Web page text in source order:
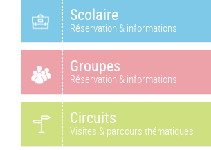
Scolaire
Réservation & informations
Groupes
Réservation & informations
Circuits
Visites & parcours thématiques